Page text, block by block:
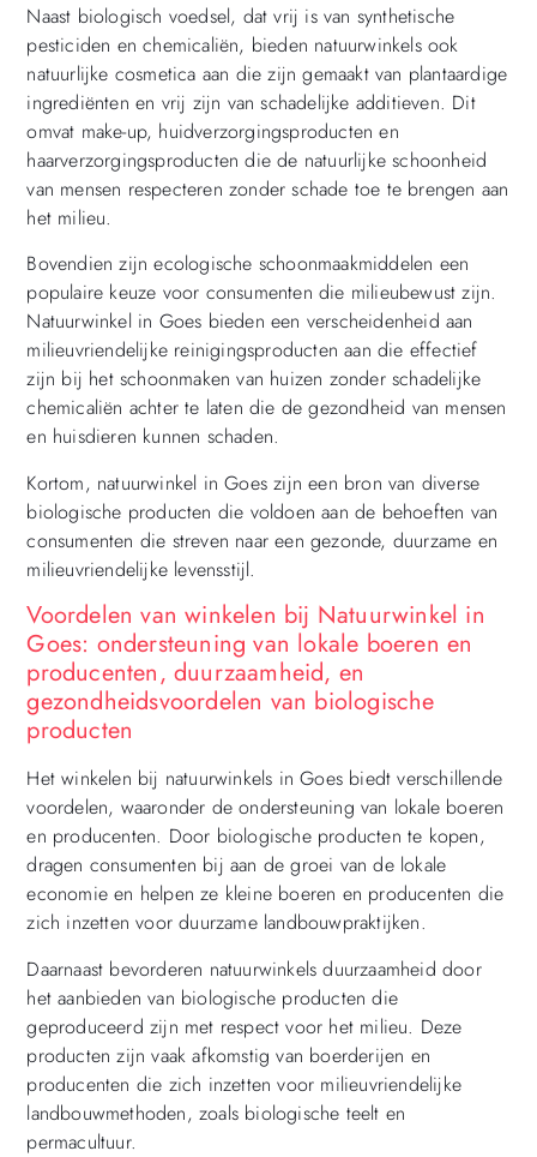
Naast biologisch voedsel, dat vrij is van synthetische
pesticiden en chemicaliën, bieden natuurwinkels ook
natuurlijke cosmetica aan die zijn gemaakt van plantaardige
ingrediënten en vrij zijn van schadelijke additieven. Dit
omvat make-up, huidverzorgingsproducten en
haarverzorgingsproducten die de natuurlijke schoonheid
van mensen respecteren zonder schade toe te brengen aan
het milieu.
Bovendien zijn ecologische schoonmaakmiddelen een
populaire keuze voor consumenten die milieubewust zijn.
Natuurwinkel in Goes bieden een verscheidenheid aan
milieuvriendelijke reinigingsproducten aan die effectief
zijn bij het schoonmaken van huizen zonder schadelijke
chemicaliën achter te laten die de gezondheid van mensen
en huisdieren kunnen schaden.
Kortom, natuurwinkel in Goes zijn een bron van diverse
biologische producten die voldoen aan de behoeften van
consumenten die streven naar een gezonde, duurzame en
milieuvriendelijke levensstijl.
Voordelen van winkelen bij Natuurwinkel in
Goes: ondersteuning van lokale boeren en
producenten, duurzaamheid, en
gezondheidsvoordelen van biologische
producten
Het winkelen bij natuurwinkels in Goes biedt verschillende
voordelen, waaronder de ondersteuning van lokale boeren
en producenten. Door biologische producten te kopen,
dragen consumenten bij aan de groei van de lokale
economie en helpen ze kleine boeren en producenten die
zich inzetten voor duurzame landbouwpraktijken.
Daarnaast bevorderen natuurwinkels duurzaamheid door
het aanbieden van biologische producten die
geproduceerd zijn met respect voor het milieu. Deze
producten zijn vaak afkomstig van boerderijen en
producenten die zich inzetten voor milieuvriendelijke
landbouwmethoden, zoals biologische teelt en
permacultuur.